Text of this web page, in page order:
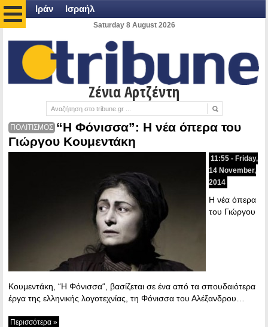
Ιράν Ισραήλ
Saturday 8 August 2026
Ζένια Αρτζέντη
ΠΟΛΙΤΙΣΜΟΣ “Η Φόνισσα”: Η νέα όπερα του
Γιώργου Κουμεντάκη
11:55 - Friday,
14 November,
2014
Η νέα όπερα
του Γιώργου
Κουμεντάκη, “Η Φόνισσα“, βασίζεται σε ένα από τα σπουδαιότερα
έργα της ελληνικής λογοτεχνίας, τη Φόνισσα του Αλέξανδρου…
Περισσότερα »